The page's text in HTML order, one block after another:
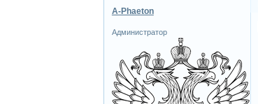
A-Phaeton
Администратор